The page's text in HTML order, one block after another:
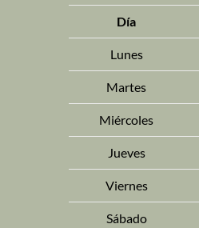
Día
Lunes
Martes
Miércoles
Jueves
Viernes
Sábado